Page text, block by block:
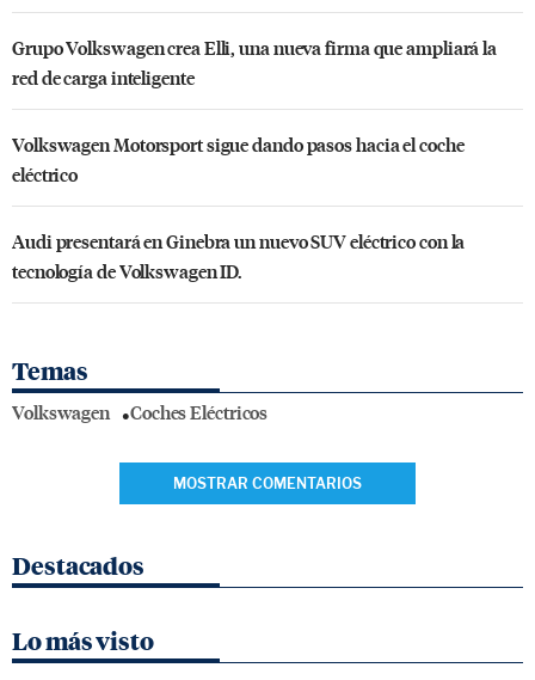
Grupo Volkswagen crea Elli, una nueva firma que ampliará la
red de carga inteligente
Volkswagen Motorsport sigue dando pasos hacia el coche
eléctrico
Audi presentará en Ginebra un nuevo SUV eléctrico con la
tecnología de Volkswagen ID.
Temas
Volkswagen Coches Eléctricos
MOSTRAR COMENTARIOS
Destacados
Lo más visto